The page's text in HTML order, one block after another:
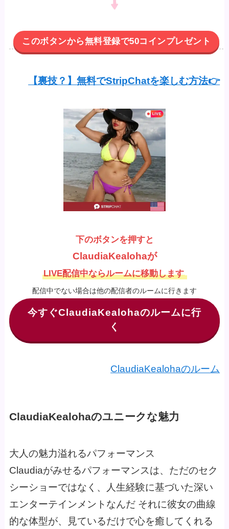
このボタンから無料登録で50コインプレゼント
【裏技？】無料でStripChatを楽しむ方法👉
下のボタンを押すと
ClaudiaKealohaが
LIVE配信中ならルームに移動します
配信中でない場合は他の配信者のルームに行きます
今すぐClaudiaKealohaのルームに行
く
ClaudiaKealohaのルーム
ClaudiaKealohaのユニークな魅力
大人の魅力溢れるパフォーマンス
Claudiaがみせるパフォーマンスは、ただのセク
シーショーではなく、人生経験に基づいた深い
エンターテインメントなんだ それに彼女の曲線
的な体型が、見ているだけで心を癒してくれる